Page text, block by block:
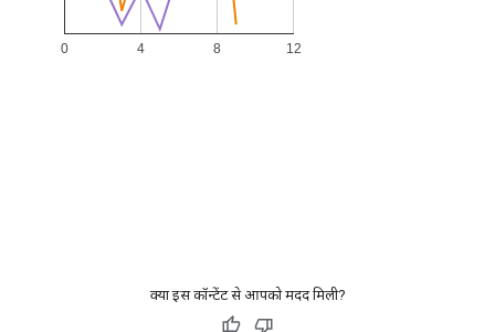
क्या इस कॉन्टेंट से आपको मदद मिली?